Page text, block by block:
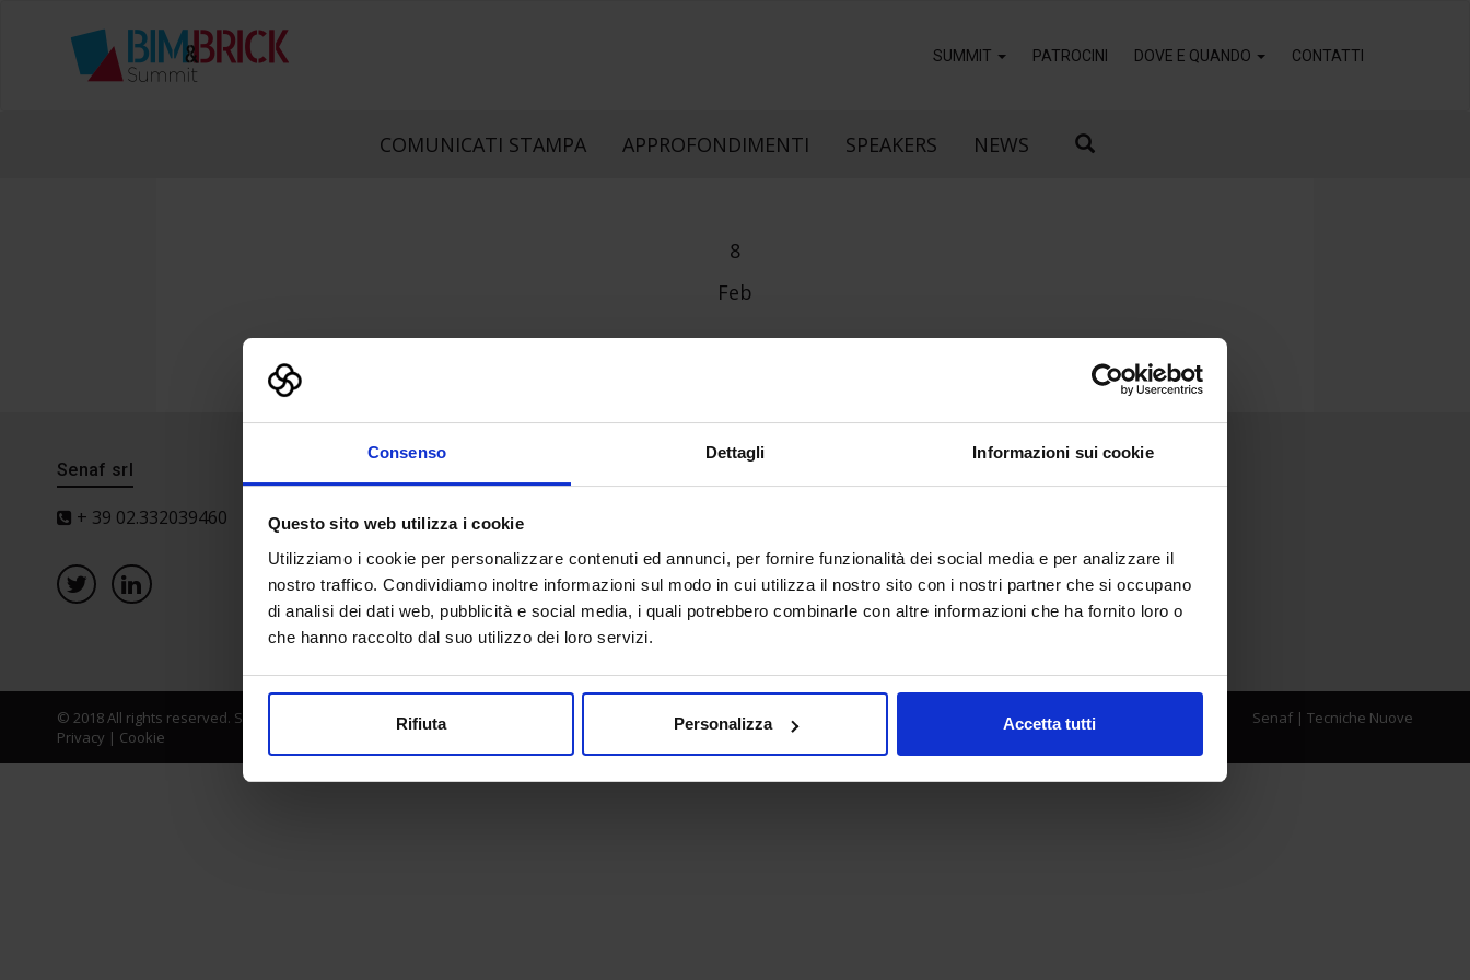
Consenso Dettagli Informazioni sui cookie
Questo sito web utilizza i cookie
Utilizziamo i cookie per personalizzare contenuti ed annunci, per fornire funzionalità dei social media e per analizzare il
nostro traffico. Condividiamo inoltre informazioni sul modo in cui utilizza il nostro sito con i nostri partner che si occupano
di analisi dei dati web, pubblicità e social media, i quali potrebbero combinarle con altre informazioni che ha fornito loro o
che hanno raccolto dal suo utilizzo dei loro servizi.
Rifiuta Personalizza Accetta tutti
SUMMIT PATROCINI DOVE E QUANDO CONTATTI
COMUNICATI STAMPA APPROFONDIMENTI SPEAKERS NEWS
8
Feb
Senaf srl
+ 39 02.332039460
© 2018 All rights reserved. Senaf srl - Gruppo Tecniche Nuove Spa - P.IVA 06382730155 - C.F. 02213830371
Privacy | Cookie
Senaf| Tecniche Nuove